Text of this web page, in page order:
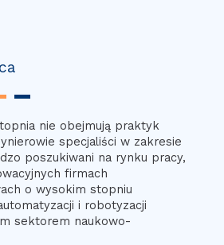
nie obejmują praktyk
specjaliści w zakresie
poszukiwani na rynku pracy,
firmach
o wysokim stopniu
i robotyzacji
sektorem naukowo-